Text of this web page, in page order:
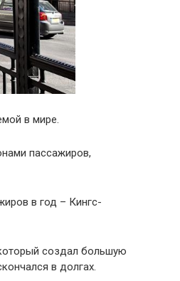
в мире.
пассажиров,
в год – Кингс-
создал большую
в долгах.